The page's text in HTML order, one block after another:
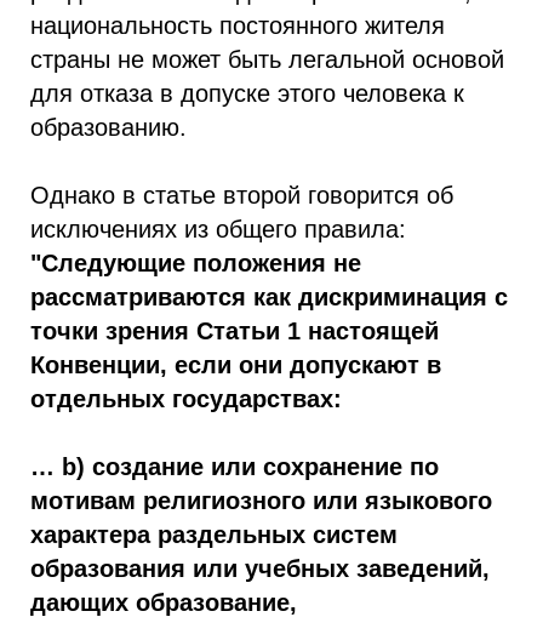
национальность постоянного жителя
страны не может быть легальной основой
для отказа в допуске этого человека к
образованию.
Однако в статье второй говорится об
исключениях из общего правила:
"Следующие положения не
рассматриваются как дискриминация с
точки зрения Статьи 1 настоящей
Конвенции, если они допускают в
отдельных государствах:
… b) создание или сохранение по
мотивам религиозного или языкового
характера раздельных систем
образования или учебных заведений,
дающих образование,